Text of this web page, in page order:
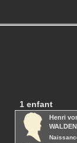
1 enfant
Henri